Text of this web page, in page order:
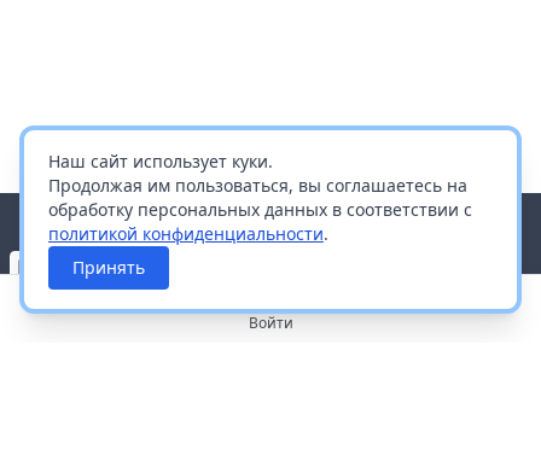
Наш сайт использует куки.
Продолжая им пользоваться, вы соглашаетесь на
обработку персональных данных в соответствии с
политикой конфиденциальности.
Принять
Войти